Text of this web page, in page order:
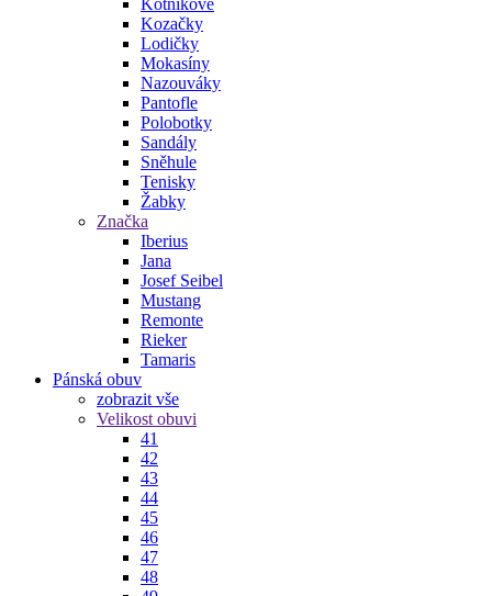
Kotníkové
Kozačky
Lodičky
Mokasíny
Nazouváky
Pantofle
Polobotky
Sandály
Sněhule
Tenisky
Žabky
Značka
Iberius
Jana
Josef Seibel
Mustang
Remonte
Rieker
Tamaris
Pánská obuv
zobrazit vše
Velikost obuvi
41
42
43
44
45
46
47
48